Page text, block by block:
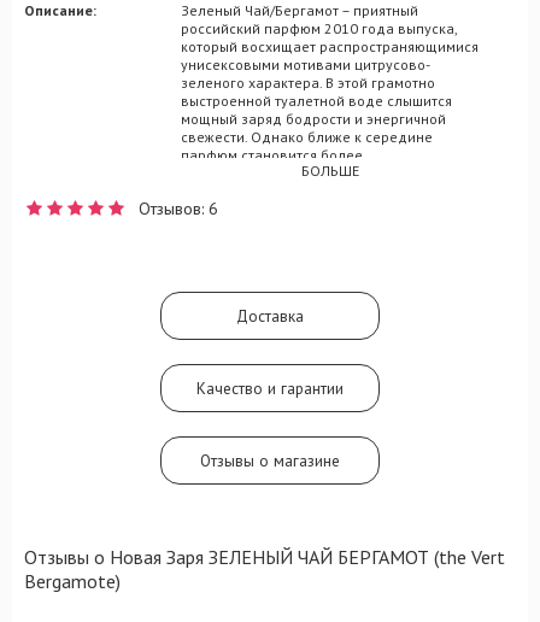
Описание:
Зеленый Чай/Бергамот – приятный
российский парфюм 2010 года выпуска,
который восхищает распространяющимися
унисексовыми мотивами цитрусово-
зеленого характера. В этой грамотно
выстроенной туалетной воде слышится
мощный заряд бодрости и энергичной
свежести. Однако ближе к середине
парфюм становится более
умиротворяющим, благодаря чему его
расслабиться и отдохнуть от любых
открывается свежими нотками бергамота,
который, по большей части, и несет в себе
энергичную нагрузку. В среднем аккорде
способный успокоить вашу душу своим
благозвучием. Горчинка шлейфового
мотива цитрусовой цедры пикантно
БОЛЬШЕ
Отзывов: 6
Доставка
Качество и гарантии
Отзывы о магазине
Отзывы о Новая Заря ЗЕЛЕНЫЙ ЧАЙ БЕРГАМОТ (the Vert
Bergamote)